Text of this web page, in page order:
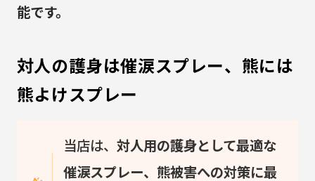
能です。
対人の護身は催涙スプレー、熊には
熊よけスプレー
当店は、 対人用の護身として最適な
催涙スプレー、熊被害への対策に最